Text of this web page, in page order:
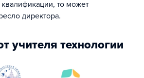
то может
директора.
учителя технологии